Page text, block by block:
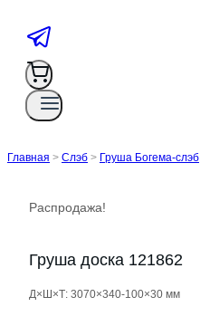
Главная > Слэб > Груша Богема-слэб
Распродажа!
Груша доска 121862
Д×Ш×Т: 3070×340-100×30 мм